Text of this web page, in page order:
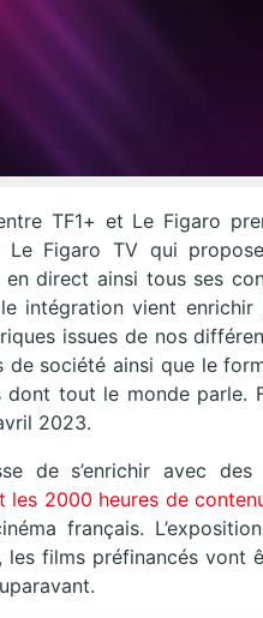
TF1+ et Le Figaro
Le Figaro TV qui
direct ainsi tous ses
intégration vient
issues de nos
société ainsi que le
tout le monde parle.
2023.
de s’enrichir avec
les 2000 heures de
français.
films préfinancés vont